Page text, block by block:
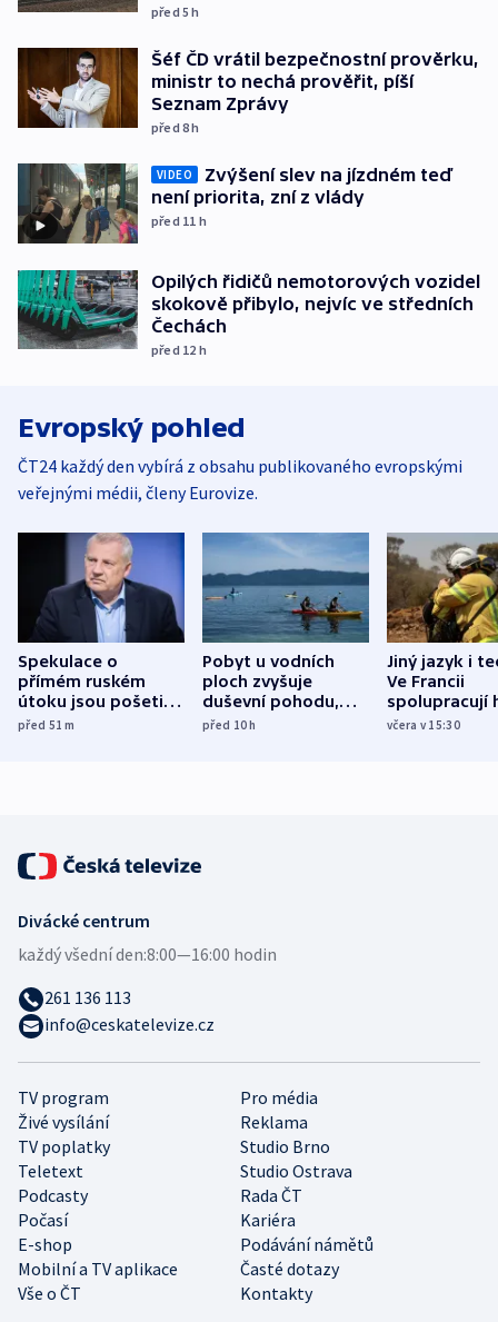
před 5h
Šéf ČD vrátil bezpečnostní prověrku,
ministr to nechá prověřit, píší
Seznam Zprávy
před 8h
VIDEO
Zvýšení slev na jízdném teď
není priorita, zní z vlády
před 11 h
Opilých řidičů nemotorových vozidel
skokově přibylo, nejvíc ve středních
Čechách
před 12 h
Evropský pohled
ČT24 každý den vybírá z obsahu publikovaného evropskými
veřejnými médii, členy Eurovize.
Spekulace o
přímém ruském
útoku jsou pošetilé,
míní estonský
před 51m
Pobyt u vodních
ploch zvyšuje
duševní pohodu,
ukázala
před 10h
Jiný jazyk i
Ve Francii
spolupracují
různých zemí
včera v 15:30
TV program
Pro média
Živé vysílání
Reklama
TV poplatky
Studio Brno
Teletext
Studio Ostrava
Podcasty
Rada ČT
Počasí
Kariéra
E-shop
Podávání námětů
Mobilní a TV aplikace
Časté dotazy
Vše o ČT
Kontakty
Divácké centrum
každý všední den:8:00—16:00 hodin
261 136 113
info@ceskatelevize.cz